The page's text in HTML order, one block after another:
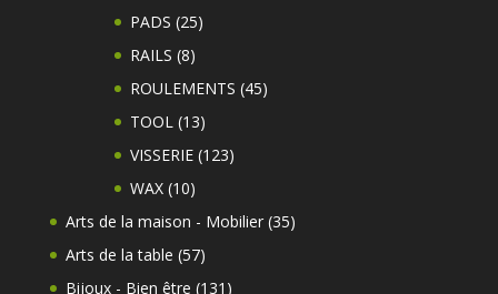
produits
PADS 2525
RAILS 88
produits
ROULEMENTS 4545
TOOL 1313
produits
VISSERIE 123123
WAX 1010
produits
Arts de la maison - Mobilier 3535
Arts de la table 5757
produits
Bijoux - Bien être 131 131